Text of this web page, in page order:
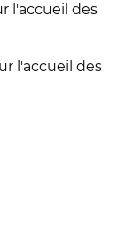
l'accueil des
l'accueil des